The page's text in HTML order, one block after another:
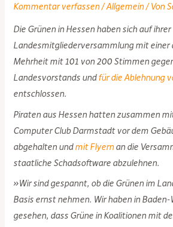
Kommentar verfassen/Allgemein/ Von
Die Grünen in Hessen haben sich auf ihrer
Landesmitgliederversammlung mit einer
Mehrheit mit 101 von 200 Stimmen
Landesvorstands undfür die Ablehnung
entschlossen.
Piraten aus Hessen hatten zusammen
Computer Club Darmstadt vor dem
abgehalten undmit Flyern an die
staatliche Schadsoftware abzulehnen.
»Wir sind gespannt, ob die Grünen im
Basis ernst nehmen. Wir haben in
gesehen, dass Grüne in Koalitionen mit